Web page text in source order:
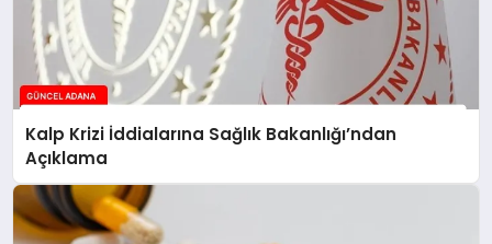
Kalp Krizi İddialarına Sağlık Bakanlığı’ndan
Açıklama